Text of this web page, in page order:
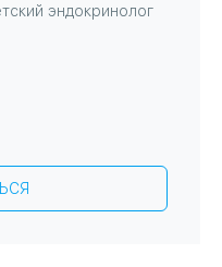
эндокринолог